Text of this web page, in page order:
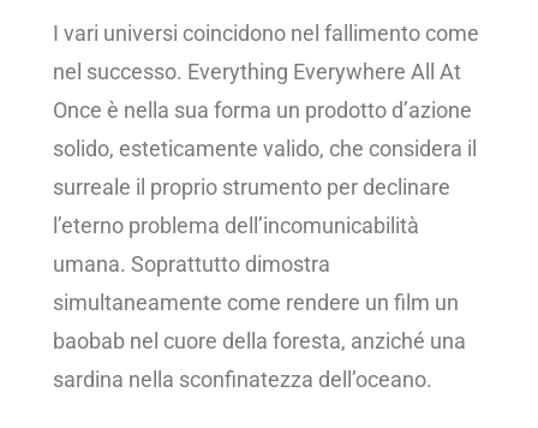
I vari universi coincidono nel fallimento come
nel successo. Everything Everywhere All At
Once è nella sua forma un prodotto d’azione
solido, esteticamente valido, che considera il
surreale il proprio strumento per declinare
l’eterno problema dell’incomunicabilità
umana. Soprattutto dimostra
simultaneamente come rendere un film un
baobab nel cuore della foresta, anziché una
sardina nella sconfinatezza dell’oceano.